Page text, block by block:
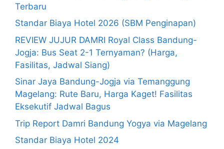
Terbaru
Standar Biaya Hotel 2026 (SBM Penginapan)
REVIEW JUJUR DAMRI Royal Class Bandung-
Jogja: Bus Seat 2-1 Ternyaman? (Harga,
Fasilitas, Jadwal Siang)
Sinar Jaya Bandung-Jogja via Temanggung
Magelang: Rute Baru, Harga Kaget! Fasilitas
Eksekutif Jadwal Bagus
Trip Report Damri Bandung Yogya via Magelang
Standar Biaya Hotel 2024